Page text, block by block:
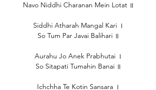
Navo Niddhi Charanan Mein Lotat ॥
Siddhi Atharah Mangal Kari ।
So Tum Par Javai Balihari ॥
Aurahu Jo Anek Prabhutai ।
So Sitapati Tumahin Banai ॥
Ichchha Te Kotin Sansara ।